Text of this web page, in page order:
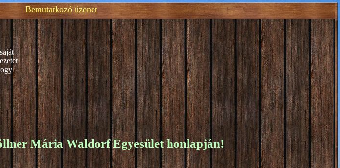
Bemutatkozó üzenet
Mária Waldorf Egyesület honlapján!